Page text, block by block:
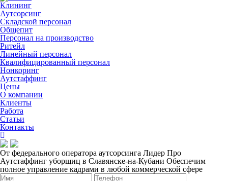
Клининг
Аутсорсинг
Складской персонал
Общепит
Персонал на производство
Ритейл
Линейный персонал
Квалифицированный персонал
Нонкоринг
Аутстаффинг
Цены
О компании
Клиенты
Работа
Статьи
Контакты
От федерального оператора аутсорсинга Лидер Про
Аутстаффинг уборщиц в Славянске-на-Кубани Обеспечим
полное управление кадрами в любой коммерческой сфере